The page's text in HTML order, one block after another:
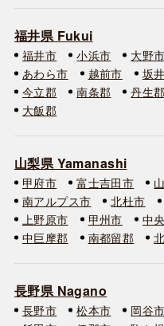
福井県 Fukui
福井市 小浜市 大野市
あわら市
越前市 坂
今立郡
南条郡 丹生郡
大飯郡
山梨県 Yamanashi
甲府市 富士吉田市
南アルプス市
北杜市
上野原市
甲州市 中
中巨摩郡
南都留郡
長野県 Nagano
長野市 松本市 岡谷市